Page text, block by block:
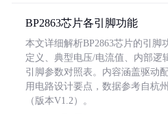
BP2863芯片各引脚功能
本文详细解析BP2863芯片的引脚
定义、典型电压/电流值、内部逻
引脚参数对照表。内容涵盖驱动
用电路设计要点，数据参考自杭
（版本V1.2）。